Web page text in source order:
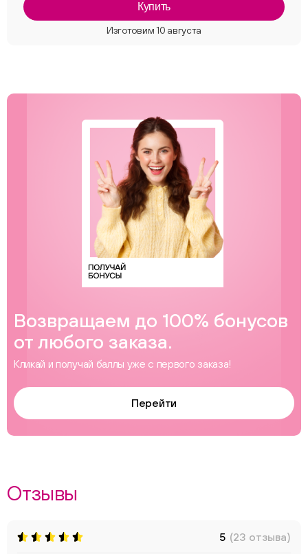
Купить
Возвращаем до 100% бонусов
от любого заказа.
Кликай и получай баллы уже с первого заказа!
Перейти
Отзывы
5 (23 отзыва)